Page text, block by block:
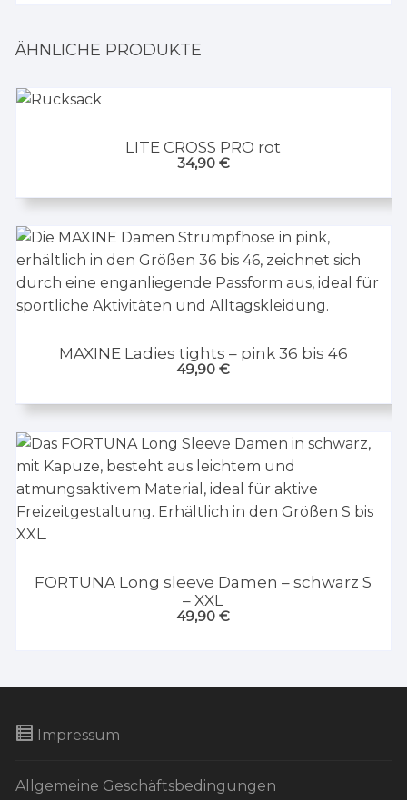
ÄHNLICHE PRODUKTE
LITE CROSS PRO rot
34,90 €
MAXINE Ladies tights – pink 36 bis 46
49,90€
FORTUNA Long sleeve Damen – schwarz S
– XXL
49,90€
Impressum
Allgemeine Geschäftsbedingungen